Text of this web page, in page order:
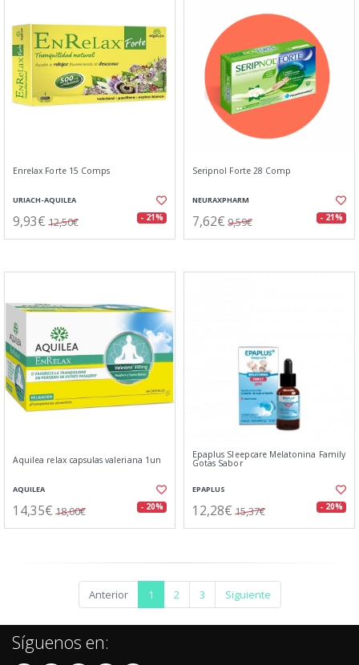
Enrelax Forte 15 Comps
URIACH-AQUILEA
9,93€ 12,50€ - 21%
Seripnol Forte 28 Comp
NEURAXPHARM
7,62€ 9,59€ - 21%
Aquilea relax capsulas valeriana 1un
AQUILEA
14,35€ 18,00€ - 20%
Epaplus Sleepcare Melatonina Family
Gotas Sabor
EPAPLUS
12,28€ 15,37€ - 20%
Anterior 1 2 3 Siguiente
Síguenos en: